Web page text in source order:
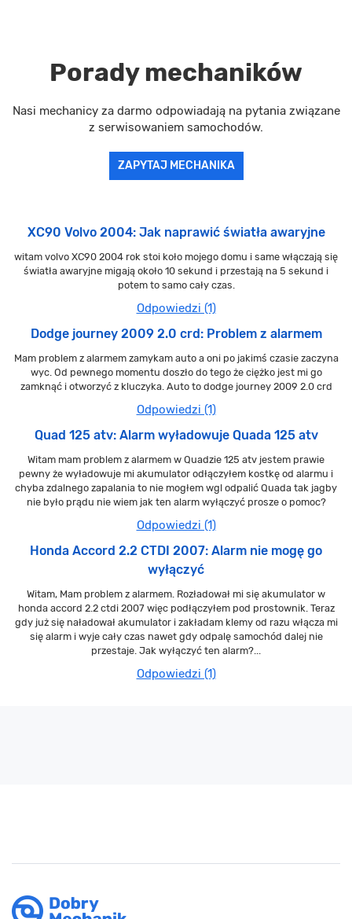
Porady mechaników
Nasi mechanicy za darmo odpowiadają na pytania związane
z serwisowaniem samochodów.
ZAPYTAJ MECHANIKA
XC90 Volvo 2004: Jak naprawić światła awaryjne
witam volvo XC90 2004 rok stoi koło mojego domu i same włączają się
światła awaryjne migają około 10 sekund i przestają na 5 sekund i
potem to samo cały czas.
Odpowiedzi (1)
Dodge journey 2009 2.0 crd: Problem z alarmem
Mam problem z alarmem zamykam auto a oni po jakimś czasie zaczyna
wyc. Od pewnego momentu doszło do tego że ciężko jest mi go
zamknąć i otworzyć z kluczyka. Auto to dodge journey 2009 2.0 crd
Odpowiedzi (1)
Quad 125 atv: Alarm wyładowuje Quada 125 atv
Witam mam problem z alarmem w Quadzie 125 atv jestem prawie
pewny że wyładowuje mi akumulator odłączyłem kostkę od alarmu i
chyba zdalnego zapalania to nie mogłem wgl odpalić Quada tak jagby
nie było prądu nie wiem jak ten alarm wyłączyć prosze o pomoc?
Odpowiedzi (1)
Honda Accord 2.2 CTDI 2007: Alarm nie mogę go
wyłączyć
Witam, Mam problem z alarmem. Rozładował mi się akumulator w
honda accord 2.2 ctdi 2007 więc podłączyłem pod prostownik. Teraz
gdy już się naładował akumulator i zakładam klemy od razu włącza mi
się alarm i wyje cały czas nawet gdy odpalę samochód dalej nie
przestaje. Jak wyłączyć ten alarm?...
Odpowiedzi (1)